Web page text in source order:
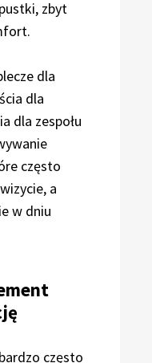
zbyt
dla
dla
dla zespołu
często
a
w dniu
często